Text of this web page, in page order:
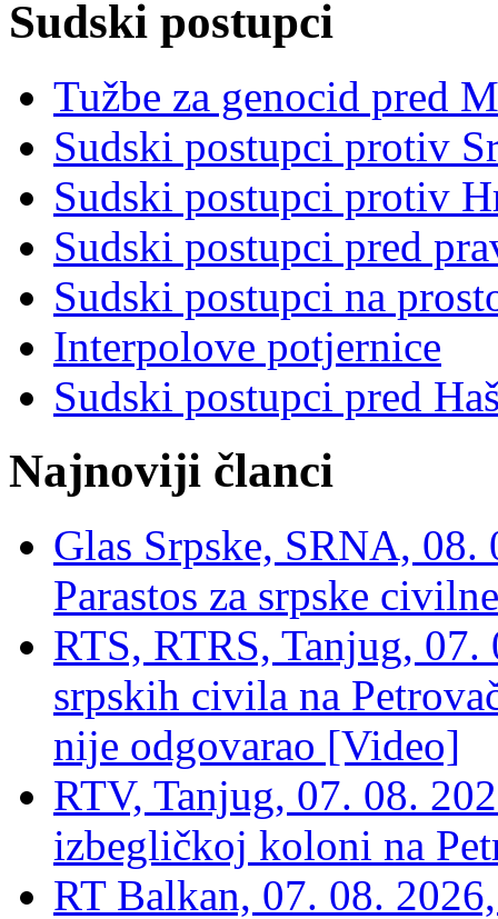
Sudski postupci
Tužbe za genocid pred
Sudski postupci protiv
Sudski postupci protiv
Sudski postupci pred
Sudski postupci na
Interpolove potjernice
Sudski postupci pred
Najnoviji članci
Glas Srpske, SRNA,
Parastos za srpske
RTS, RTRS, Tanjug,
srpskih civila na
nije odgovarao [Video]
RTV, Tanjug, 07. 08.
izbegličkoj koloni na
RT Balkan, 07. 08.